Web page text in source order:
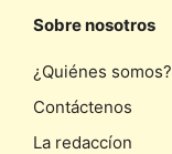
Sobre nosotros
¿Quiénes somos?
Contáctenos
La redaccíon